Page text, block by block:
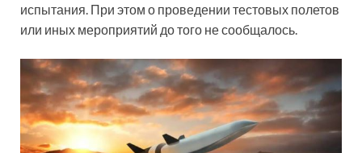
испытания. При этом о проведении тестовых полетов
или иных мероприятий до того не сообщалось.